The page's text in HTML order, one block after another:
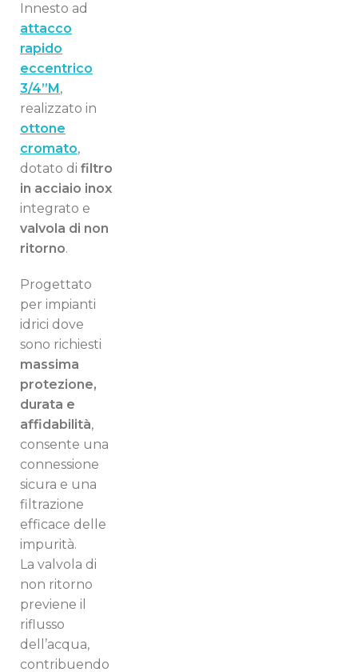
Innesto ad
attacco
rapido
eccentrico
3/4”M,
realizzato in
ottone
cromato,
dotato di filtro
in acciaio inox
integrato e
valvola di non
ritorno.
Progettato
per impianti
idrici dove
sono richiesti
massima
protezione,
durata e
affidabilità,
consente una
connessione
sicura e una
filtrazione
efficace delle
impurità.
La valvola di
non ritorno
previene il
riflusso
dell’acqua,
contribuendo